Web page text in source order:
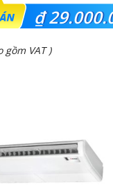
₫
gồm VAT )